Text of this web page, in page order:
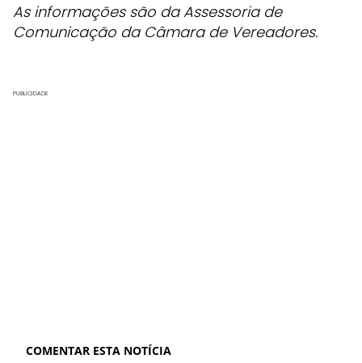
As informações são da Assessoria de
Comunicação da Câmara de Vereadores.
PUBLICIDADE
COMENTAR ESTA NOTÍCIA